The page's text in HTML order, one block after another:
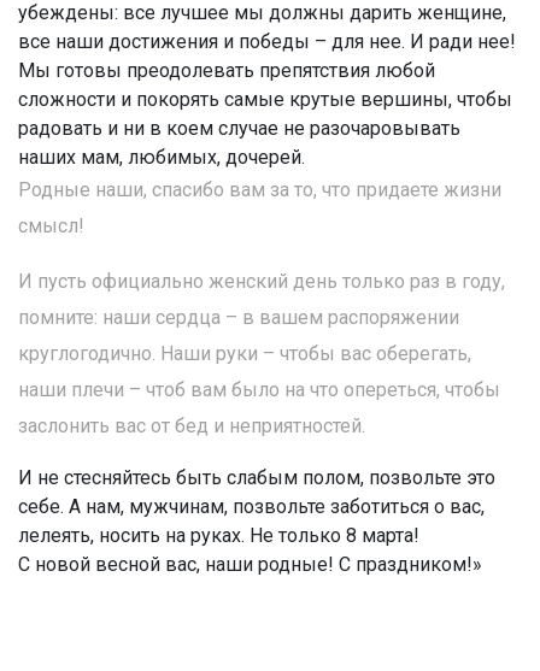
убеждены: все лучшее мы должны дарить женщине,
все наши достижения и победы – для нее. И ради нее!
Мы готовы преодолевать препятствия любой
сложности и покорять самые крутые вершины, чтобы
радовать и ни в коем случае не разочаровывать
наших мам, любимых, дочерей.
Родные наши, спасибо вам за то, что придаете жизни
смысл!
И пусть официально женский день только раз в году,
помните: наши сердца – в вашем распоряжении
круглогодично. Наши руки – чтобы вас оберегать,
наши плечи – чтоб вам было на что опереться, чтобы
заслонить вас от бед и неприятностей.
И не стесняйтесь быть слабым полом, позвольте это
себе. А нам, мужчинам, позвольте заботиться о вас,
лелеять, носить на руках. Не только 8 марта!
С новой весной вас, наши родные! С праздником!»